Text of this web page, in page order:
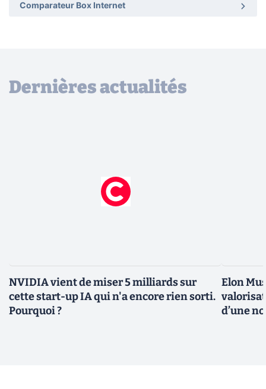
Comparateur Box Internet
Dernières actualités
NVIDIA vient de miser 5 milliards sur
cette start-up IA qui n'a encore rien sorti.
Pourquoi ?
Elon
d’une